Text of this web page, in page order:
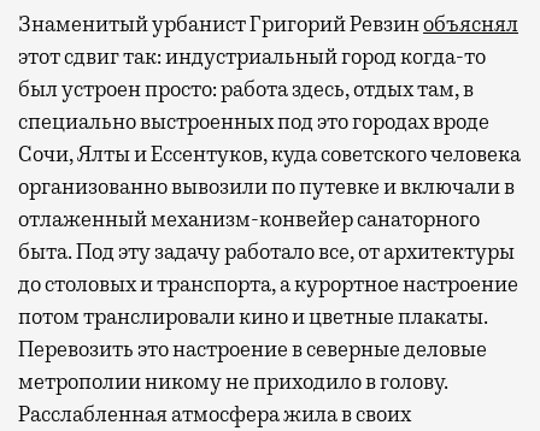
Знаменитый урбанист Григорий Ревзинобъяснял
этот сдвиг так: индустриальный город когда-то
был устроен просто: работа здесь, отдых там, в
специально выстроенных под это городах вроде
Сочи, Ялты и Ессентуков, куда советского человека
организованно вывозили по путевке и включали в
отлаженный механизм-конвейер санаторного
быта. Под эту задачу работало все, от архитектуры
до столовых и транспорта, а курортное настроение
потом транслировали кино и цветные плакаты.
Перевозить это настроение в северные деловые
метрополии никому не приходило в голову.
Расслабленная атмосфера жила в своих